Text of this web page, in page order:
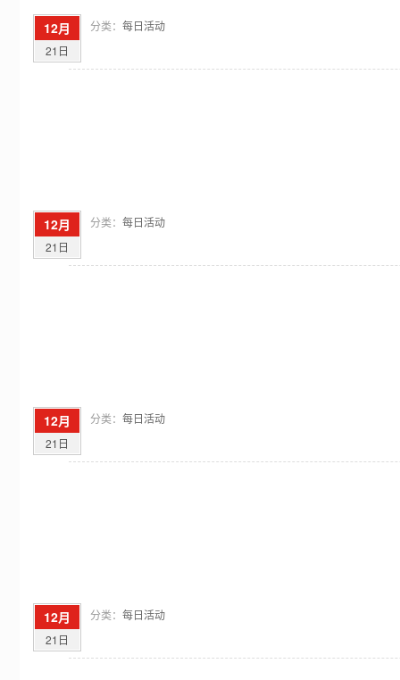
12月
21日
分类： 每日活动
12月
21日
分类： 每日活动
12月
21日
分类： 每日活动
12月
21日
分类： 每日活动